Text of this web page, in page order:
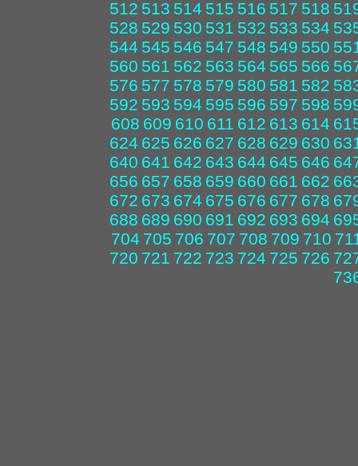
512 513 514 515 516 517 518
528 529 530 531 532 533 534
544 545 546 547 548 549 550
560 561 562 563 564 565 566
576 577 578 579 580 581 582
592 593 594 595 596 597 598
608 609 610 611 612 613 614
624 625 626 627 628 629 630
640 641 642 643 644 645 646
656 657 658 659 660 661 662
672 673 674 675 676 677 678
688 689 690 691 692 693 694
704 705 706 707 708 709 710
720 721 722 723 724 725 726